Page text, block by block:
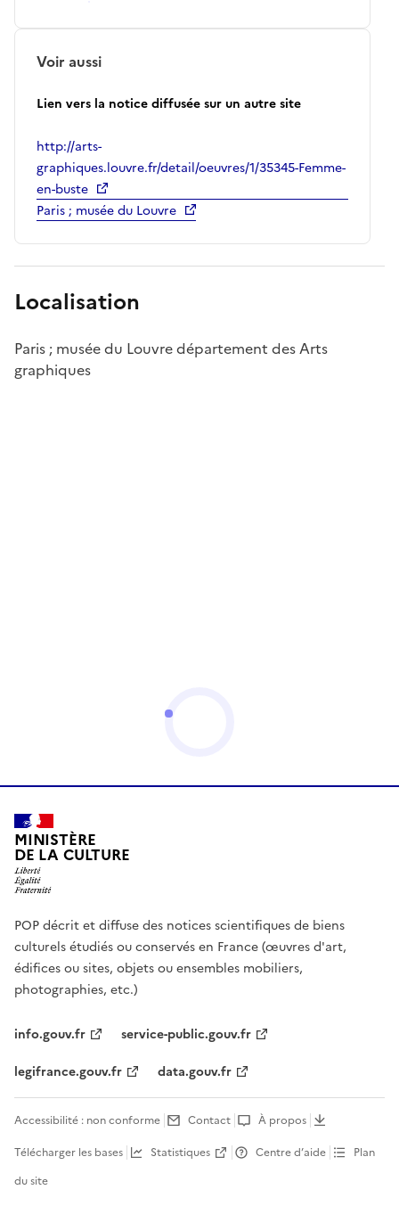
Voir aussi
Lien vers la notice diffusée sur un autre site
http://arts-
graphiques.louvre.fr/detail/oeuvres/1/35345-Femme-
en-buste
Paris ; musée du Louvre
Localisation
Paris ; musée du Louvre département des Arts
graphiques
MINISTÈRE
DE LA CULTURE
POP décrit et diffuse des notices scientifiques de biens
culturels étudiés ou conservés en France (œuvres d'art,
édifices ou sites, objets ou ensembles mobiliers,
photographies, etc.)
info.gouv.fr
service-public.gouv.fr
legifrance.gouv.fr
data.gouv.fr
Accessibilité : non conforme Contact
À propos
Télécharger les bases
Statistiques Centre d’aide
Plan
du site